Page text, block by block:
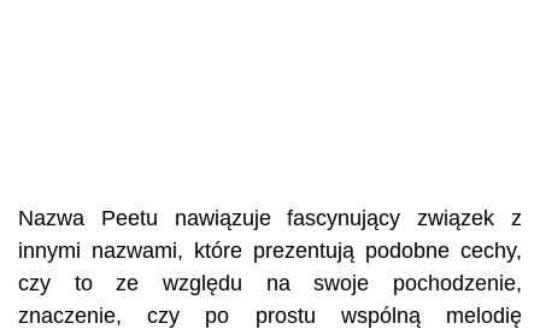
Nazwa Peetu nawiązuje fascynujący związek z
innymi nazwami, które prezentują podobne cechy,
czy to ze względu na swoje pochodzenie,
znaczenie, czy po prostu wspólną melodię